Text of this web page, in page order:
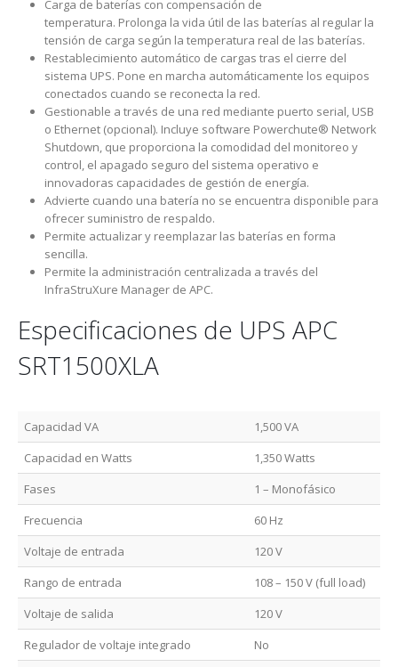
Carga de baterías con compensación de
temperatura. Prolonga la vida útil de las baterías al regular la
tensión de carga según la temperatura real de las baterías.
Restablecimiento automático de cargas tras el cierre del
sistema UPS. Pone en marcha automáticamente los equipos
conectados cuando se reconecta la red.
Gestionable a través de una red mediante puerto serial, USB
o Ethernet (opcional). Incluye software Powerchute® Network
Shutdown, que proporciona la comodidad del monitoreo y
control, el apagado seguro del sistema operativo e
innovadoras capacidades de gestión de energía.
Advierte cuando una batería no se encuentra disponible para
ofrecer suministro de respaldo.
Permite actualizar y reemplazar las baterías en forma
sencilla.
Permite la administración centralizada a través del
InfraStruXure Manager de APC.
Especificaciones de UPS APC
SRT1500XLA
Capacidad VA
1,500 VA
Capacidad en Watts
1,350 Watts
Fases
1 – Monofásico
Frecuencia
60 Hz
Voltaje de entrada
120 V
Rango de entrada
108 – 150 V (full load)
Voltaje de salida
120 V
Regulador de voltaje integrado
No